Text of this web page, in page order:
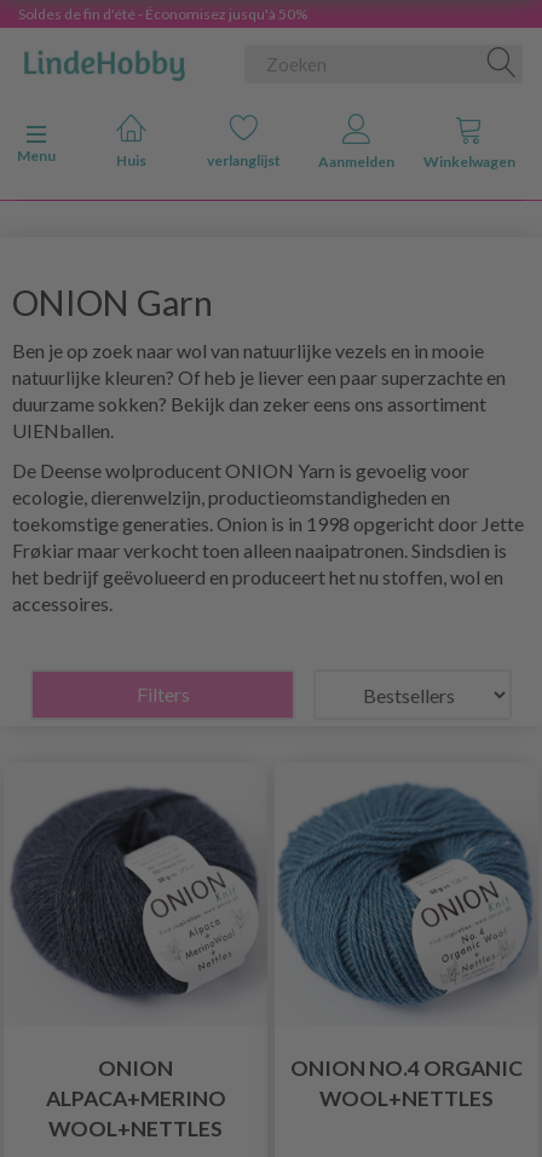
Soldes de fin d'été - Économisez jusqu'à 50%
Navigatie in-/uitschakelen
Menu
Huis verlanglijst Aanmelden Winkelwagen
ONION Garn
Ben je op zoek naar wol van natuurlijke vezels en in mooie
natuurlijke kleuren? Of heb je liever een paar superzachte en
duurzame sokken? Bekijk dan zeker eens ons assortiment
UIENballen.
De Deense wolproducent ONION Yarn is gevoelig voor
ecologie, dierenwelzijn, productieomstandigheden en
toekomstige generaties. Onion is in 1998 opgericht door Jette
Frøkiar maar verkocht toen alleen naaipatronen. Sindsdien is
het bedrijf geëvolueerd en produceert het nu stoffen, wol en
accessoires.
Filters
ONION
ALPACA+MERINO
WOOL+NETTLES
ONION NO.4 ORGANIC
WOOL+NETTLES